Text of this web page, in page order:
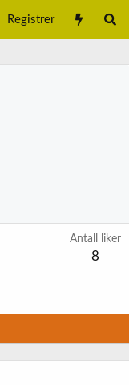
Registrer
Antall liker
8